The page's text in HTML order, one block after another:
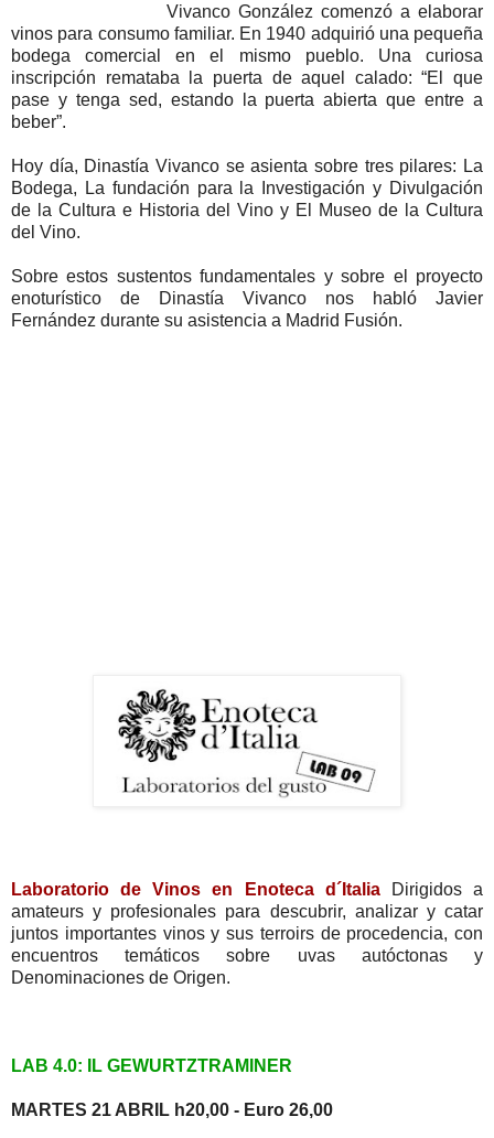
Vivanco González comenzó a elaborar
vinos para consumo familiar. En 1940 adquirió una pequeña
bodega comercial en el mismo pueblo. Una curiosa
inscripción remataba la puerta de aquel calado: “El que
pase y tenga sed, estando la puerta abierta que entre a
beber”.
Hoy día, Dinastía Vivanco se asienta sobre tres pilares: La
Bodega, La fundación para la Investigación y Divulgación
de la Cultura e Historia del Vino y El Museo de la Cultura
del Vino.
Sobre estos sustentos fundamentales y sobre el proyecto
enoturístico de Dinastía Vivanco nos habló Javier
Fernández durante su asistencia a Madrid Fusión.
Laboratorio de Vinos en Enoteca d´Italia
Dirigidos a
amateurs y profesionales para descubrir, analizar y catar
juntos importantes vinos y sus terroirs de procedencia, con
encuentros temáticos sobre uvas autóctonas y
Denominaciones de Origen.
LAB 4.0: IL GEWURTZTRAMINER
MARTES 21 ABRIL h20,00 - Euro 26,00